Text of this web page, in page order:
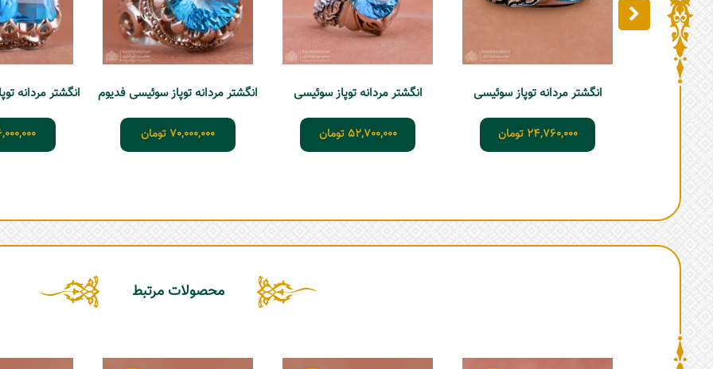
انگشتر مردانه توپاز سوئیسی
24,760,000 تومان
انگشتر مردانه توپاز سوئیسی
52,700,000تومان
انگشتر مردانه توپاز سوئیسی فدیوم
70,000,000 تومان
محصولات مرتبط